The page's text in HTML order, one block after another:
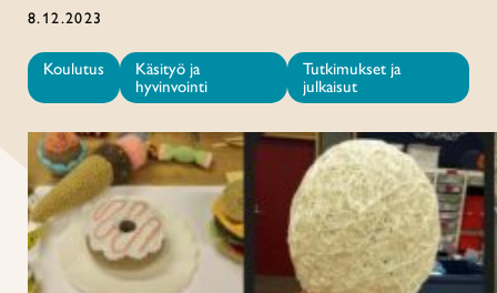
8.12.2023
Koulutus
Käsityö ja
hyvinvointi
Tutkimukset ja
julkaisut